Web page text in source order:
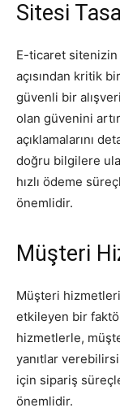
Sitesi
E-ticaret
açısından kritik
güvenli bir
olan güvenini
açıklamalarını
doğru bilgilere
hızlı ödeme
önemlidir.
Müşteri
Müşteri
etkileyen bir
hizmetlerle,
yanıtlar
için sipariş
önemlidir.